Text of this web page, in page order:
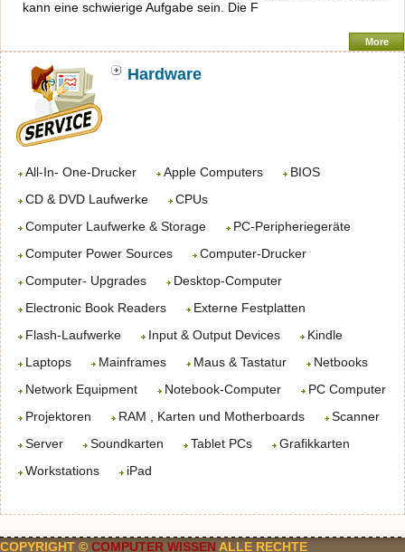
kann eine schwierige Aufgabe sein. Die F
More
Hardware
All-In- One-Drucker Apple Computers
BIOS
CD & DVD Laufwerke
CPUs
Computer Laufwerke & Storage
PC-Peripheriegeräte
Computer Power Sources
Computer-Drucker
Computer- Upgrades
Desktop-Computer
Electronic Book Readers
Externe Festplatten
Flash-Laufwerke
Input & Output Devices
Kindle
Laptops
Mainframes Maus & Tastatur
Netbooks
Network Equipment
Notebook-Computer
PC Computer
Projektoren
RAM , Karten und Motherboards
Scanner
Server
Soundkarten Tablet PCs
Grafikkarten
Workstations
iPad
COPYRIGHT © COMPUTER WISSEN ALLE RECHTE